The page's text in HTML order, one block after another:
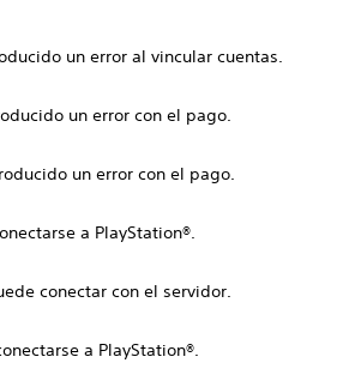
un error al vincular cuentas.
un error con el pago.
un error con el pago.
a PlayStation®.
conectar con el servidor.
a PlayStation®.